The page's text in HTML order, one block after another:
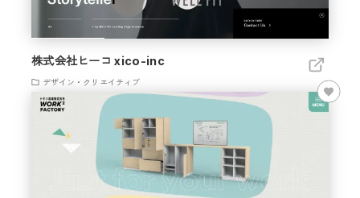
株式会社ヒーコ xico-inc
デザイン・クリエイティブ